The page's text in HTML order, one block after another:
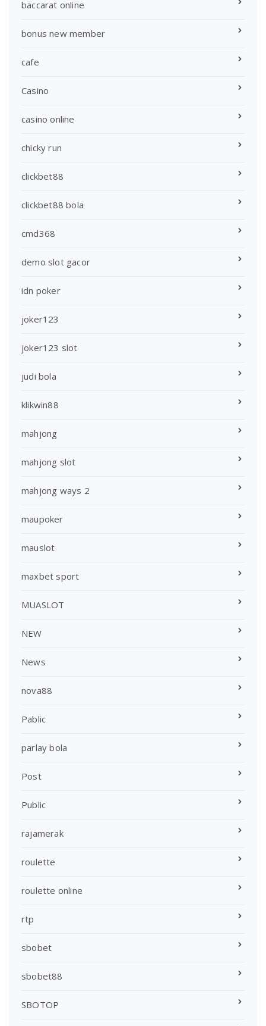
baccarat online
bonus new member
cafe
Casino
casino online
chicky run
clickbet88
clickbet88 bola
cmd368
demo slot gacor
idn poker
joker123
joker123 slot
judi bola
klikwin88
mahjong
mahjong slot
mahjong ways 2
maupoker
mauslot
maxbet sport
MUASLOT
NEW
News
nova88
Pablic
parlay bola
Post
Public
rajamerak
roulette
roulette online
rtp
sbobet
sbobet88
SBOTOP